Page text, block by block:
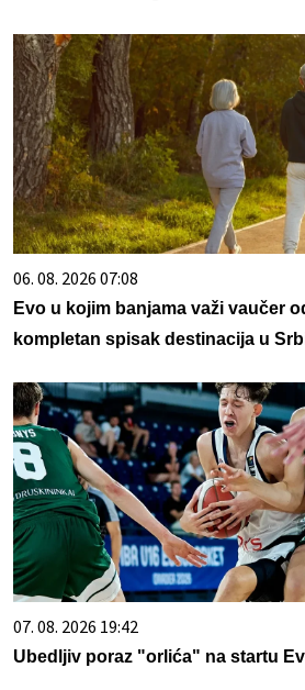
06. 08. 2026 07:08
Evo u kojim banjama važi vaučer
kompletan spisak destinacija u
07. 08. 2026 19:42
Ubedljiv poraz "orlića" na startu